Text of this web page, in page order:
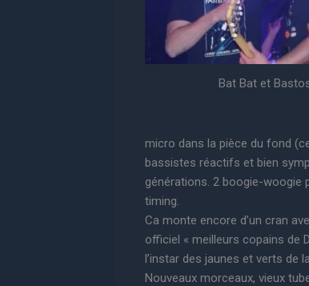
Bat Bat et
micro dans la pièce du fond
bassistes réactifs et bien
générations. 2 boogie-woogie
timing.
Ca monte encore d’un cran
officiel « meilleurs copains de
l’instar des jaunes et verts de
Nouveaux morceaux, vieux